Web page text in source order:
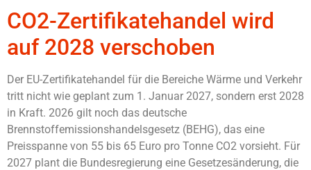
CO2-Zertifikatehandel wird
auf 2028 verschoben
Der EU-Zertifikatehandel für die Bereiche Wärme und Verkehr
tritt nicht wie geplant zum 1. Januar 2027, sondern erst 2028
in Kraft. 2026 gilt noch das deutsche
Brennstoffemissionshandelsgesetz (BEHG), das eine
Preisspanne von 55 bis 65 Euro pro Tonne CO2 vorsieht. Für
2027 plant die Bundesregierung eine Gesetzesänderung, die